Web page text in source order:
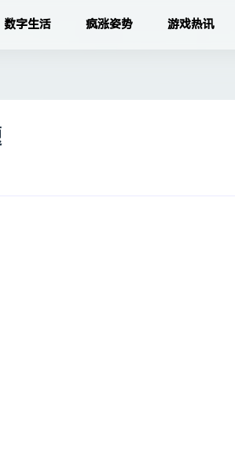
数字生活 疯涨姿势 游戏热讯